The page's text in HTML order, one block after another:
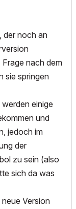
der noch an
nach dem
sie springen
einige
und
jedoch im
der
zu sein (also
sich da was
Version